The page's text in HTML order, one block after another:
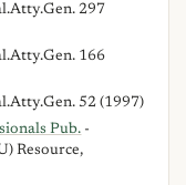
297
166
52 (1997)
Pub. -
Resource,